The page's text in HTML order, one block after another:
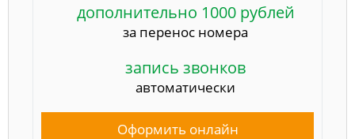
дополнительно 1000 рублей
за перенос номера
запись звонков
автоматически
Оформить онлайн